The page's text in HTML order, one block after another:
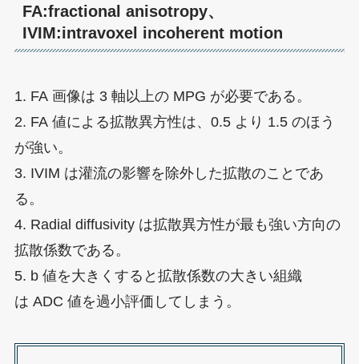
FA:fractional anisotropy、
IVIM:intravoxel incoherent motion
1. FA 画像は 3 軸以上の MPG が必要である。
2. FA 値による拡散異方性は、0.5 より 1.5 のほう
が強い。
3. IVIM は灌流の影響を除外した拡散のことであ
る。
4. Radial diffusivity は拡散異方性が最も強い方向の
拡散係数である。
5. b 値を大きくすると拡散係数の大きい組織
は ADC 値を過小評価してしまう。